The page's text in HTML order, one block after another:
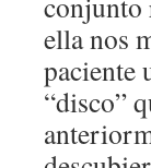
ella nos
paciente
“disco”